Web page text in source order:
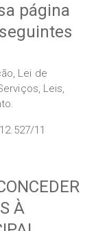
página
Lei de
Leis,
11
À